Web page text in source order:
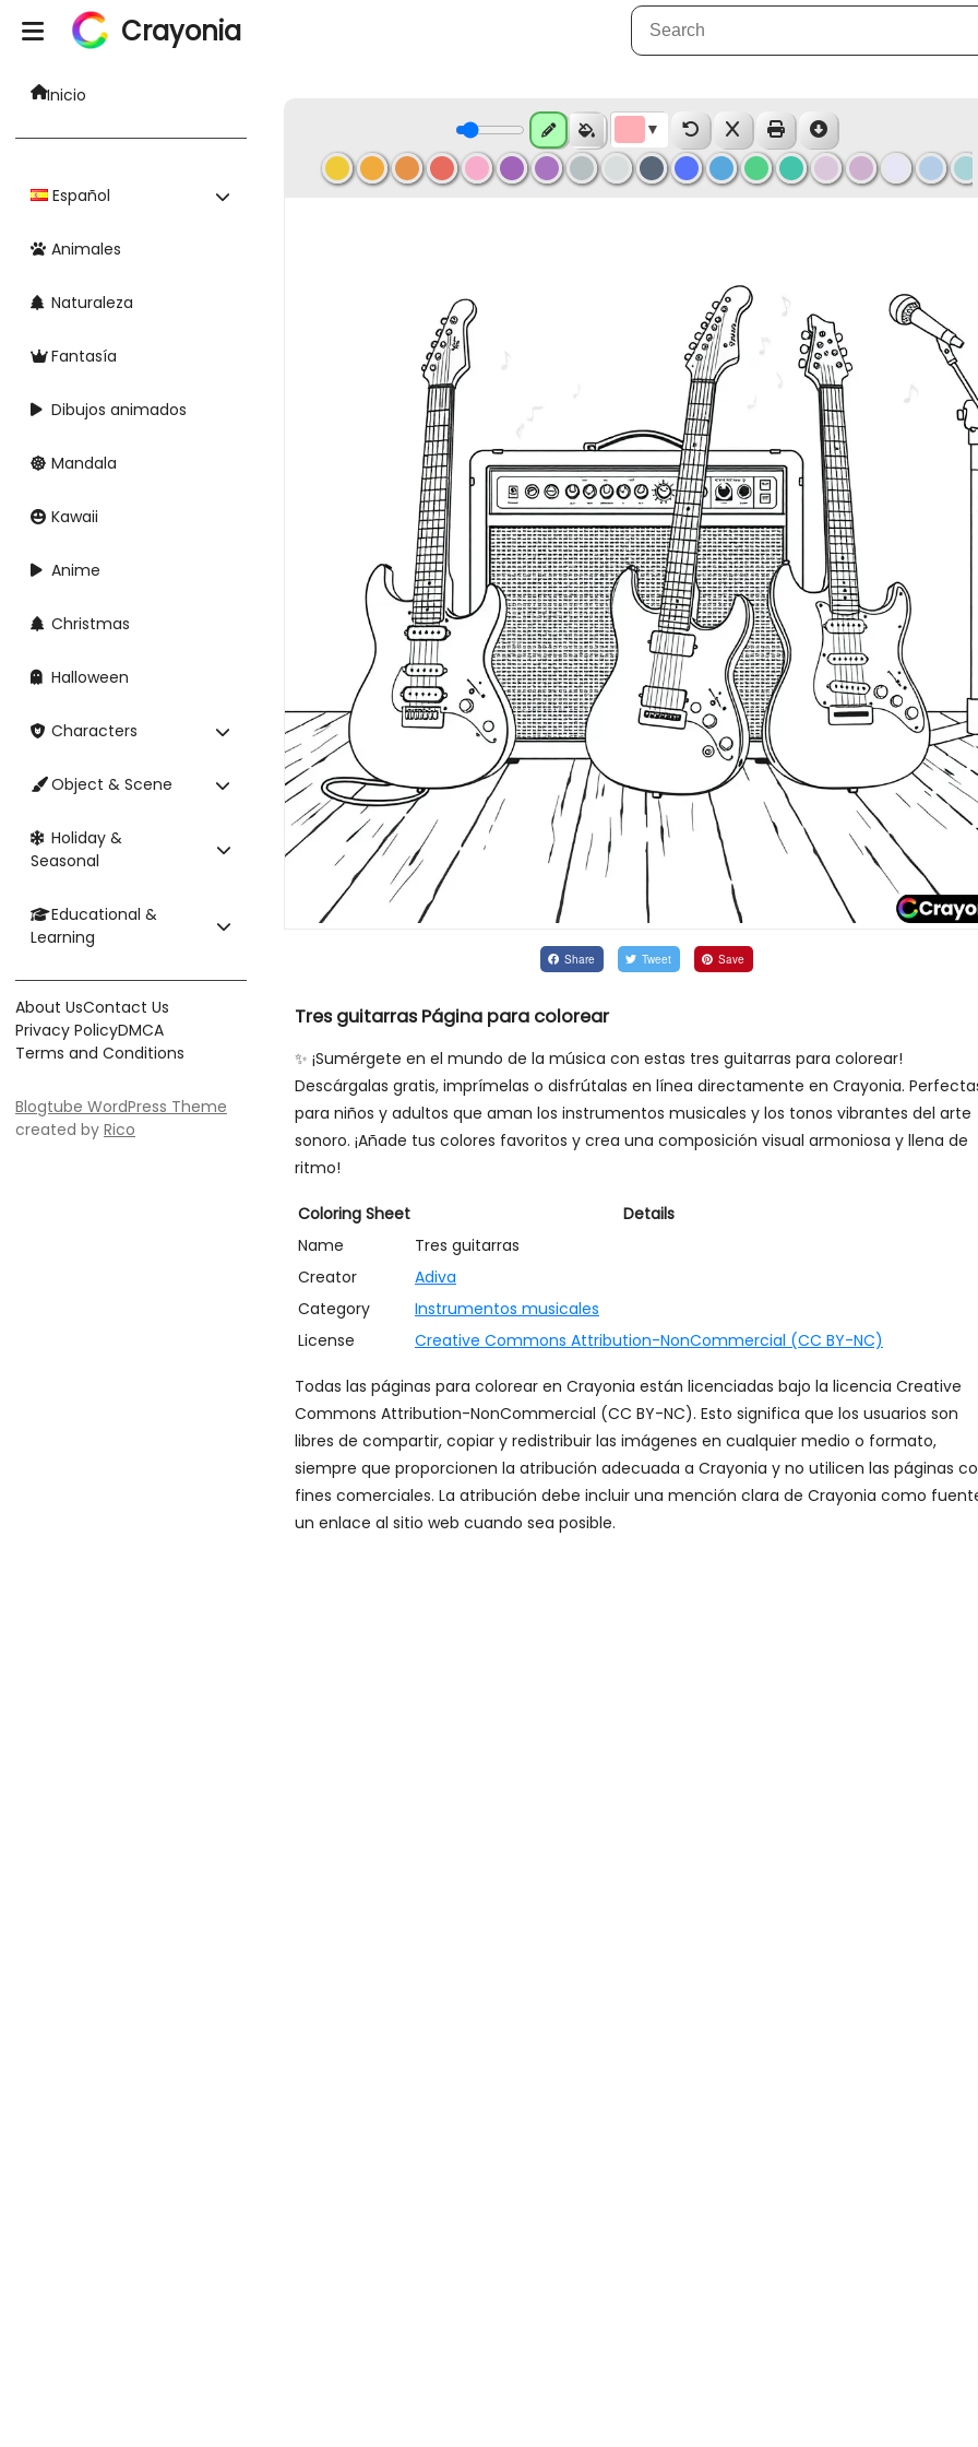
Crayonia
Inicio
Español
Animales
Naturaleza
Fantasía
Dibujos animados
Mandala
Kawaii
Anime
Christmas
Halloween
Characters
Object & Scene
Holiday &
Seasonal
Educational &
Learning
About UsContact Us
Privacy PolicyDMCA
Terms and Conditions
Blogtube WordPress Theme
created by Rico
Share Tweet Save
Tres guitarras Página para colorear
✨ ¡Sumérgete en el mundo de la música con estas tres guitarras para colorear!
Descárgalas gratis, imprímelas o disfrútalas en línea directamente en Crayonia.
para niños y adultos que aman los instrumentos musicales y los tonos vibrantes del arte
sonoro. ¡Añade tus colores favoritos y crea una composición visual armoniosa y llena de
ritmo!
Coloring Sheet
Details
Name
Tres guitarras
Creator
Adiva
Category
Instrumentos musicales
License
Creative Commons Attribution-NonCommercial (CC BY-NC)
Todas las páginas para colorear en Crayonia están licenciadas bajo la licencia Creative
Commons Attribution-NonCommercial (CC BY-NC). Esto significa que los usuarios son
libres de compartir, copiar y redistribuir las imágenes en cualquier medio o formato,
siempre que proporcionen la atribución adecuada a Crayonia y no utilicen las páginas
fines comerciales. La atribución debe incluir una mención clara de Crayonia como
un enlace al sitio web cuando sea posible.